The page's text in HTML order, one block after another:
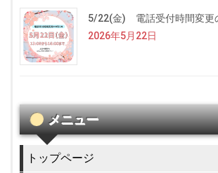
5/22(金) 電話受付時間変更
2026年5月22日
メニュー
トップページ